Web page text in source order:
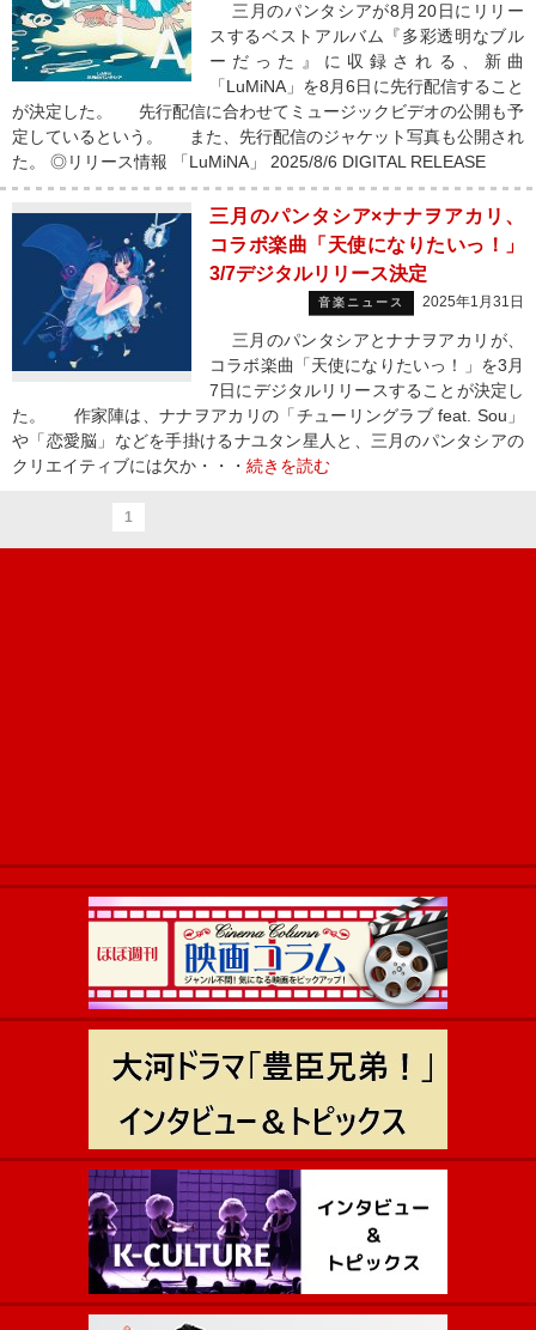
三月のパンタシアが8月20日にリリー
スするベストアルバム『多彩透明なブル
ーだった』に収録される、新曲
「LuMiNA」を8月6日に先行配信すること
が決定した。 先行配信に合わせてミュージックビデオの公開も予
定しているという。 また、先行配信のジャケット写真も公開され
た。 ◎リリース情報 「LuMiNA」 2025/8/6 DIGITAL RELEASE
三月のパンタシア×ナナヲアカリ、
コラボ楽曲「天使になりたいっ！」
3/7デジタルリリース決定
音楽ニュース 2025年1月31日
三月のパンタシアとナナヲアカリが、
コラボ楽曲「天使になりたいっ！」を3月
7日にデジタルリリースすることが決定し
た。 作家陣は、ナナヲアカリの「チューリングラブ feat. Sou」
や「恋愛脳」などを手掛けるナユタン星人と、三月のパンタシアの
クリエイティブには欠か・・・ 続きを読む
1